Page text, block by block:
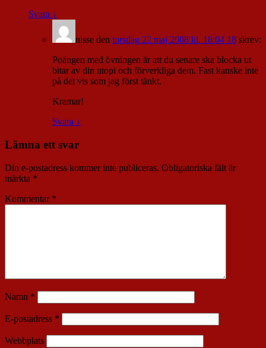
Svara ↓
nisse den torsdag 22 maj 2008 kl. 18:04 18 skrev:
Poängen med övningen är att du senare ska blocka ut
bitar av din utopi och förverkliga dem. Fast kanske inte
på det vis som jag först tänkt.
Kramar!
Svara ↓
Lämna ett svar
Din e-postadress kommer inte publiceras. Obligatoriska fält är
märkta *
Kommentar *
Namn *
E-postadress *
Webbplats